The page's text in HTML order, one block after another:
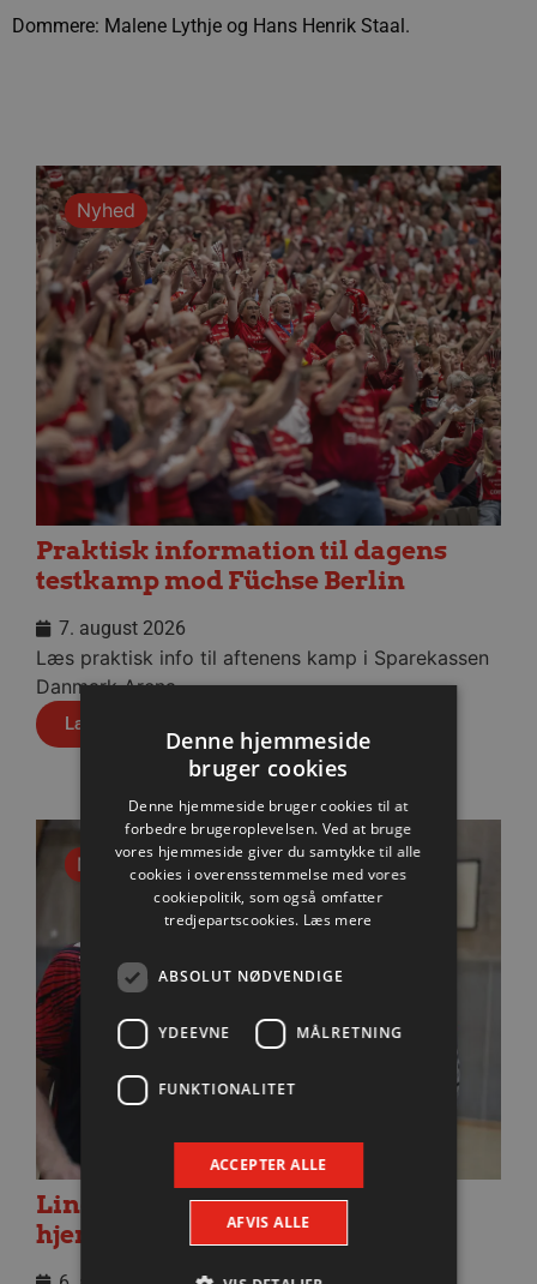
Dommere: Malene Lythje og Hans Henrik Staal.
Nyhed
Praktisk information til dagens
testkamp mod Füchse Berlin
7. august 2026
Læs praktisk info til aftenens kamp i Sparekassen
Danmark Arena.
Læs mere
Nyhed
Lindskog glæder sig til første
hjemmekamp
Denne hjemmeside
bruger cookies
Denne hjemmeside bruger cookies til at
forbedre brugeroplevelsen. Ved at bruge
vores hjemmeside giver du samtykke til alle
cookies i overensstemmelse med vores
cookiepolitik, som også omfatter
tredjepartscookies. Læs mere
ABSOLUT NØDVENDIGE
YDEEVNE MÅLRETNING
FUNKTIONALITET
ACCEPTER ALLE
AFVIS ALLE